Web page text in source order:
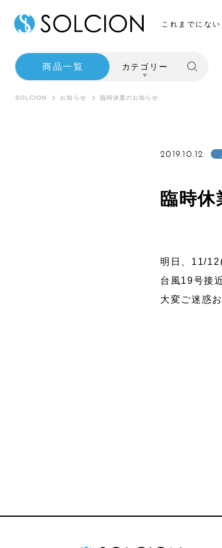
これまでにない
商品一覧 カテゴリー
マッサージャ
SOLCION お知らせ 臨時休業のお知らせ
臨時
2019.10.12
明日、11/
台風19号接
大変ご迷惑